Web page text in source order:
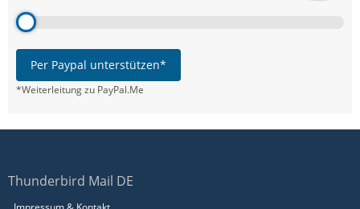
Per Paypal unterstützen*
*Weiterleitung zu PayPal.Me
Thunderbird Mail DE